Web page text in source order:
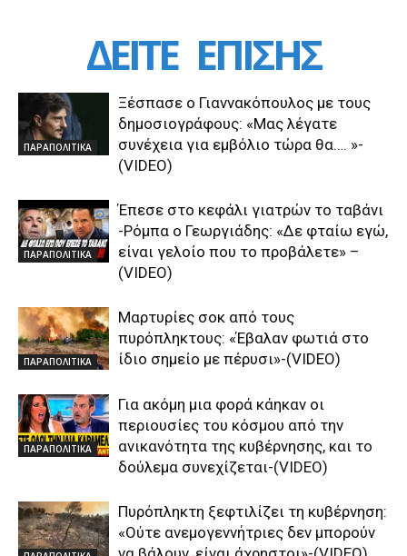
ΔΕΙΤΕ ΕΠΙΣΗΣ
ΠΑΡΑΠΟΛΙΤΙΚΑ
Ξέσπασε ο Γιαννακόπουλος με τους
δημοσιογράφους: «Μας λέγατε
συνέχεια για εμβόλιο τώρα θα…. »-
(VIDEO)
ΠΑΡΑΠΟΛΙΤΙΚΑ
Έπεσε στο κεφάλι γιατρών το ταβάνι
-Ρόμπα ο Γεωργιάδης: «Δε φταίω εγώ,
είναι γελοίο που το προβάλετε» –
(VIDEO)
ΠΑΡΑΠΟΛΙΤΙΚΑ
Μαρτυρίες σοκ από τους
πυρόπληκτους: «Έβαλαν φωτιά στο
ίδιο σημείο με πέρυσι»-(VIDEO)
ΠΑΡΑΠΟΛΙΤΙΚΑ
Για ακόμη μια φορά κάηκαν οι
περιουσίες του κόσμου από την
ανικανότητα της κυβέρνησης, και το
δούλεμα συνεχίζεται-(VIDEO)
Πυρόπληκτη ξεφτιλίζει τη κυβέρνηση:
«Ούτε ανεμογεννήτριες δεν μπορούν